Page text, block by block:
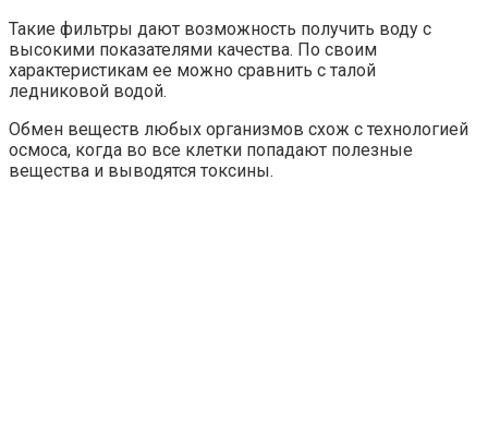
Такие фильтры дают возможность получить воду с
высокими показателями качества. По своим
характеристикам ее можно сравнить с талой
ледниковой водой.
Обмен веществ любых организмов схож с технологией
осмоса, когда во все клетки попадают полезные
вещества и выводятся токсины.